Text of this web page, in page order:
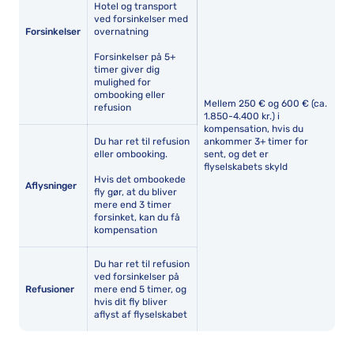
Forsinkelser
Hotel og transport
ved forsinkelser med
overnatning
Forsinkelser på 5+
timer giver dig
mulighed for
ombooking eller
refusion
Mellem 250 € og 600 € (ca.
1.850-4.400 kr.) i
kompensation, hvis du
ankommer 3+ timer for
sent, og det er
flyselskabets skyld
Aflysninger
Du har ret til refusion
eller ombooking.
Hvis det ombookede
fly gør, at du bliver
mere end 3 timer
forsinket, kan du få
kompensation
Refusioner
Du har ret til refusion
ved forsinkelser på
mere end 5 timer, og
hvis dit fly bliver
aflyst af flyselskabet